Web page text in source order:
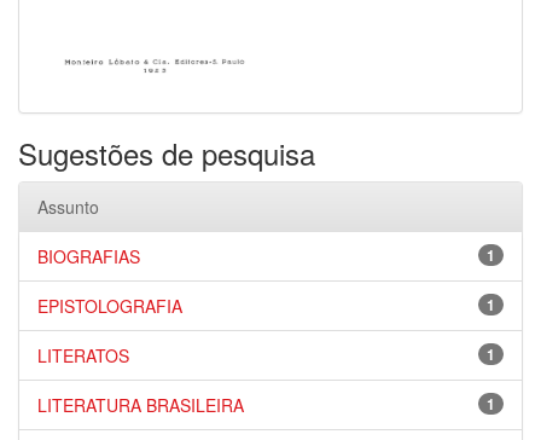
Sugestões de pesquisa
Assunto
1
BIOGRAFIAS
1
EPISTOLOGRAFIA
1
LITERATOS
1
LITERATURA BRASILEIRA